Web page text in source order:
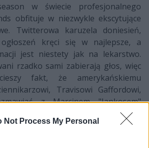
Not Process My Personal
w świecie profesjonalnego
obfituje w niezwykle ekscytujące
Twitterowa karuzela doniesień,
kręci się w najlepsze, a
jest niestety jak na lekarstwo.
rzadko sami zabierają głos, więc
fakt, że amerykańskiemu
Travisowi Gaffordowi,
z Marcinem "Jankosem"
przeszli do omawiania tematów